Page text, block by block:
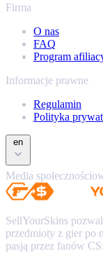
Firma
O nas
FAQ
Program
Informacje prawne
Regulamin
Polityka
en
Media
SellYourSkins
przedmioty z gier po
pasją przez fanów